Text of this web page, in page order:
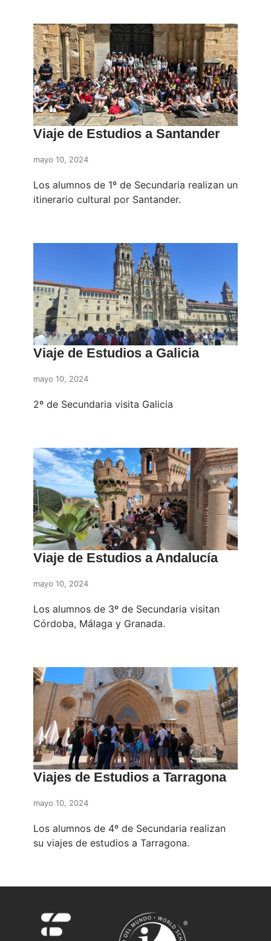
Viaje de Estudios a Santander
mayo 10, 2024
Los alumnos de 1º de Secundaria realizan un
itinerario cultural por Santander.
Viaje de Estudios a Galicia
mayo 10, 2024
2º de Secundaria visita Galicia
Viaje de Estudios a Andalucía
mayo 10, 2024
Los alumnos de 3º de Secundaria visitan
Córdoba, Málaga y Granada.
Viajes de Estudios a Tarragona
mayo 10, 2024
Los alumnos de 4º de Secundaria realizan
su viajes de estudios a Tarragona.